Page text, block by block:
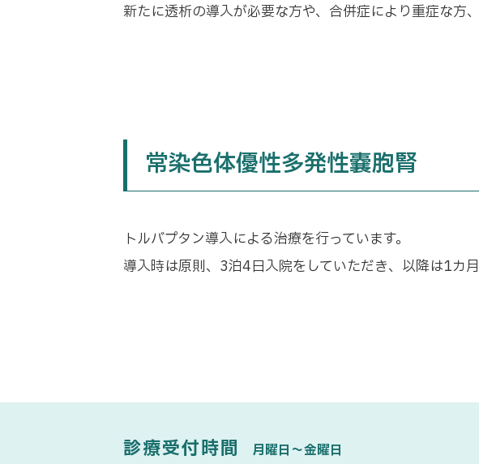
新たに透析の導入が必要な方や、合併症により重症な方
常染色体優性多発性嚢胞腎
トルバプタン導入による治療を行っています。
導入時は原則、3泊4日入院をしていただき、以降は1カ
診療受付時間 月曜日〜金曜日